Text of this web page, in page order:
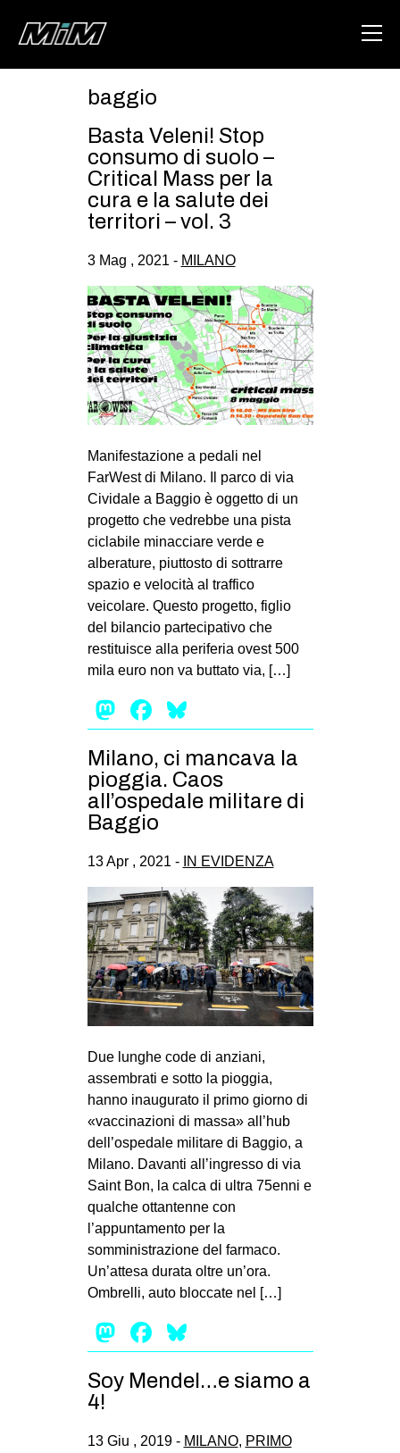
ABOUT
AREA
DEGENERAZIONE
GAZA FREESTYLE
CSOA LAMBRETTA
MSM
STUDENTI TSUNAMI
ZAM
MILANO
SPAZI
SPORT POPOLARE
MOVIMENTI
AMBIENTE
ANTIFASCISMO
DIRITTO ALL’ABITARE
GENERI
PRECARIATO
REPRESSIONE
STUDENTI
MANIFESTI
MUSICA
RECENSIONI
INTERNAZIONALE
ESTREMO ORIENTE
EUROPA
MEDIO ORIENTE
MONDO
EVENTI
in
bsky
baggio
Basta Veleni! Stop
consumo di suolo –
Critical Mass per la
cura e la salute dei
territori – vol. 3
3 Mag , 2021 - MILANO
Manifestazione a pedali nel
FarWest di Milano. Il parco di via
Cividale a Baggio è oggetto di un
progetto che vedrebbe una pista
ciclabile minacciare verde e
alberature, piuttosto di sottrarre
spazio e velocità al traffico
veicolare. Questo progetto, figlio
del bilancio partecipativo che
restituisce alla periferia ovest 500
mila euro non va buttato via, […]
Mastodon
Facebook
Milano, ci mancava la
pioggia. Caos
all’ospedale militare di
Baggio
13 Apr , 2021 - IN EVIDENZA
Due lunghe code di anziani,
assembrati e sotto la pioggia,
hanno inaugurato il primo giorno di
«vaccinazioni di massa» all’hub
dell’ospedale militare di Baggio, a
Milano. Davanti all’ingresso di via
Saint Bon, la calca di ultra 75enni e
qualche ottantenne con
l’appuntamento per la
somministrazione del farmaco.
Un’attesa durata oltre un’ora.
Ombrelli, auto bloccate nel […]
Mastodon
Facebook
Soy Mendel…e siamo a
4!
13 Giu , 2019 - MILANO, PRIMO